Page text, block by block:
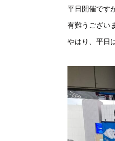
平日開催です
有難うござ
やはり、平日